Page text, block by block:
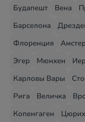
Будапешт Вена
Барселона
Флоренция
Эгер
Мюнхен
Карловы Вары
Рига
Величка
Копенгаген
Цюрих